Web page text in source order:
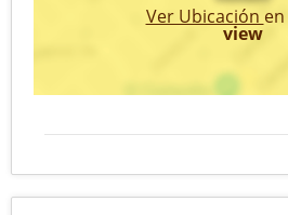
Ver Ubicación en
view